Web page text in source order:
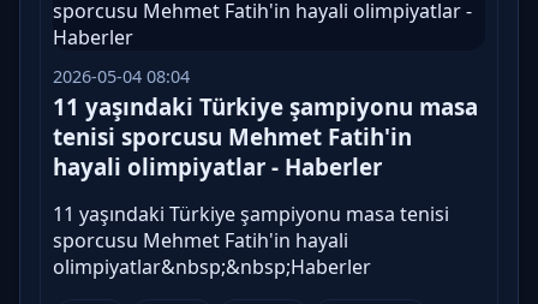
2026-05-04 08:04
11 yaşındaki Türkiye şampiyonu masa
tenisi sporcusu Mehmet Fatih'in
hayali olimpiyatlar - Haberler
11 yaşındaki Türkiye şampiyonu masa tenisi
sporcusu Mehmet Fatih'in hayali
olimpiyatlar&nbsp;&nbsp;Haberler